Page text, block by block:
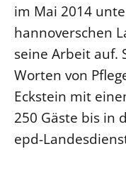
im Mai 2014
hannoverschen
seine Arbeit auf.
Worten von
Eckstein mit
250 Gäste bis in
epd-
Älterwerden im
Ephoralbüro
Finanzplanung